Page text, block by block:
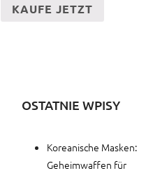
KAUFE JETZT
OSTATNIE WPISY
Koreanische Masken:
Geheimwaffen für